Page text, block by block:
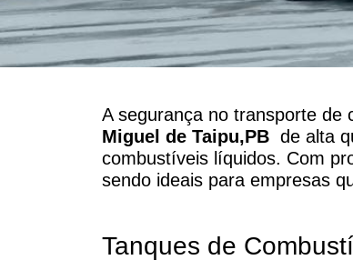
A segurança no transporte de
Miguel de Taipu,PB de alta
combustíveis líquidos. Com
sendo ideais para empresas
Tanques de